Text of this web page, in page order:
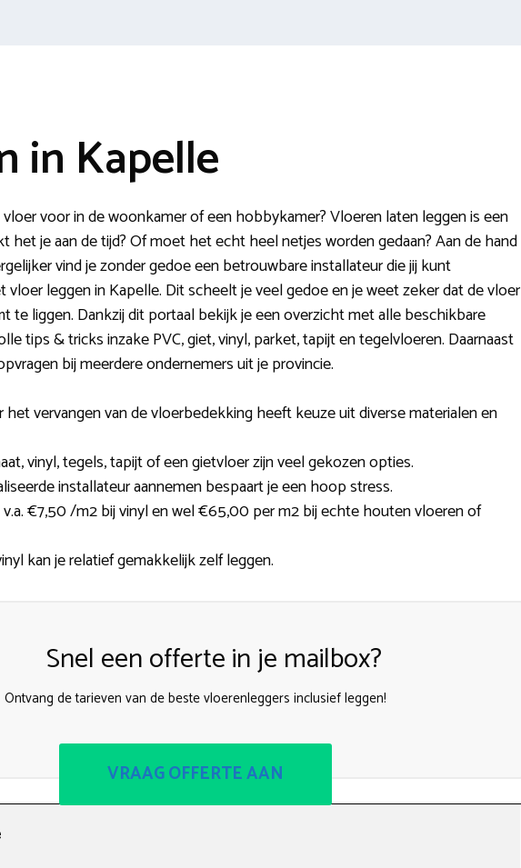
in Kapelle
voor in de woonkamer of een hobbykamer? Vloeren laten leggen is een
het je aan de tijd? Of moet het echt heel netjes worden gedaan? Aan de hand
vind je zonder gedoe een betrouwbare installateur die jij kunt
leggen in Kapelle. Dit scheelt je veel gedoe en je weet zeker dat de vloer
te liggen. Dankzij dit portaal bekijk je een overzicht met alle beschikbare
tips & tricks inzake PVC, giet, vinyl, parket, tapijt en tegelvloeren. Daarnaast
bij meerdere ondernemers uit je provincie.
het vervangen van de vloerbedekking heeft keuze uit diverse materialen en
vinyl, tegels, tapijt of een gietvloer zijn veel gekozen opties.
installateur aannemen bespaart je een hoop stress.
€7,50 /m2 bij vinyl en wel €65,00 per m2 bij echte houten vloeren of
kan je relatief gemakkelijk zelf leggen.
Snel een offerte in je mailbox?
Ontvang de tarieven van de beste vloerenleggers inclusief leggen!
VRAAG OFFERTE AAN